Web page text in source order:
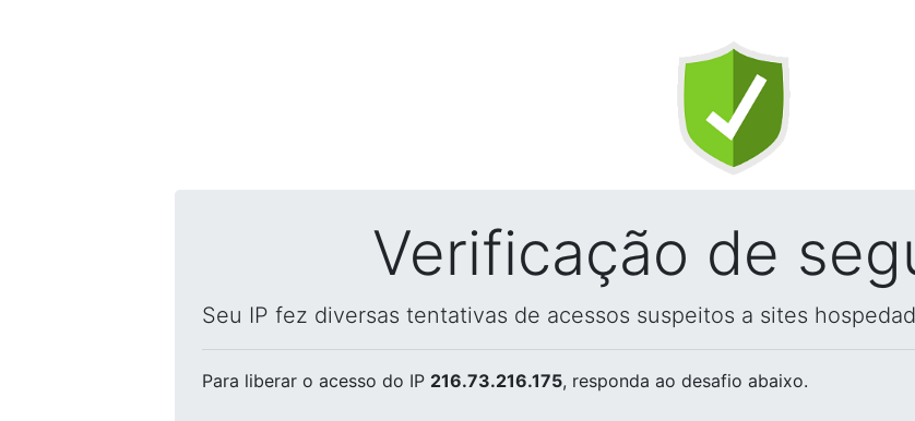
Verificação de
Seu IP fez diversas tentativas de acessos suspeitos a sites
Para liberar o acesso do IP 216.73.216.175, responda ao desafio abaixo.